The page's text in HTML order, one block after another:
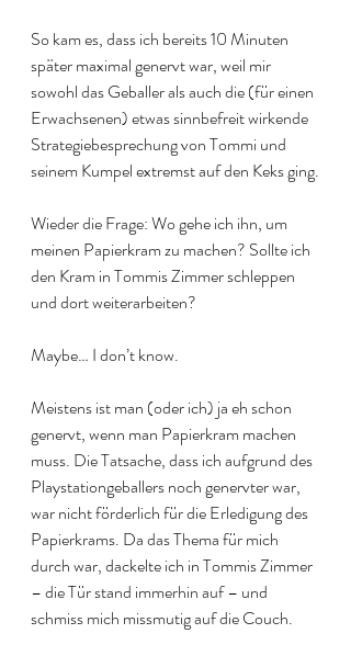
So kam es, dass ich bereits 10 Minuten
später maximal genervt war, weil mir
sowohl das Geballer als auch die (für einen
Erwachsenen) etwas sinnbefreit wirkende
Strategiebesprechung von Tommi und
seinem Kumpel extremst auf den Keks ging.
Wieder die Frage: Wo gehe ich ihn, um
meinen Papierkram zu machen? Sollte ich
den Kram in Tommis Zimmer schleppen
und dort weiterarbeiten?
Maybe… I don’t know.
Meistens ist man (oder ich) ja eh schon
genervt, wenn man Papierkram machen
muss. Die Tatsache, dass ich aufgrund des
Playstationgeballers noch genervter war,
war nicht förderlich für die Erledigung des
Papierkrams. Da das Thema für mich
durch war, dackelte ich in Tommis Zimmer
– die Tür stand immerhin auf – und
schmiss mich missmutig auf die Couch.